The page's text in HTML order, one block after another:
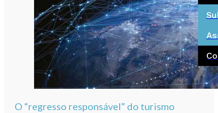
O “regresso responsável” do turismo